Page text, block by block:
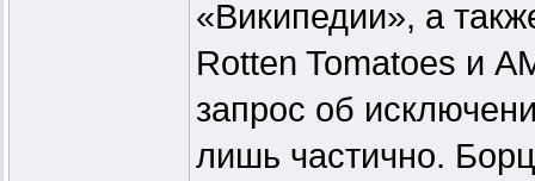
«Википедии», а
Rotten Tomatoes и
запрос об
лишь частично.